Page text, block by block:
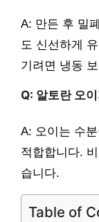
A: 만든 후 밀
도 신선하게
기려면 냉동
Q: 알토란 오
A: 오이는 수
적합합니다.
습니다.
Table of